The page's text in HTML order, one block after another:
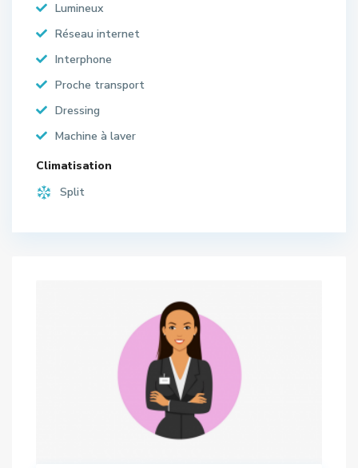
Lumineux
Réseau internet
Interphone
Proche transport
Dressing
Machine à laver
Climatisation
Split